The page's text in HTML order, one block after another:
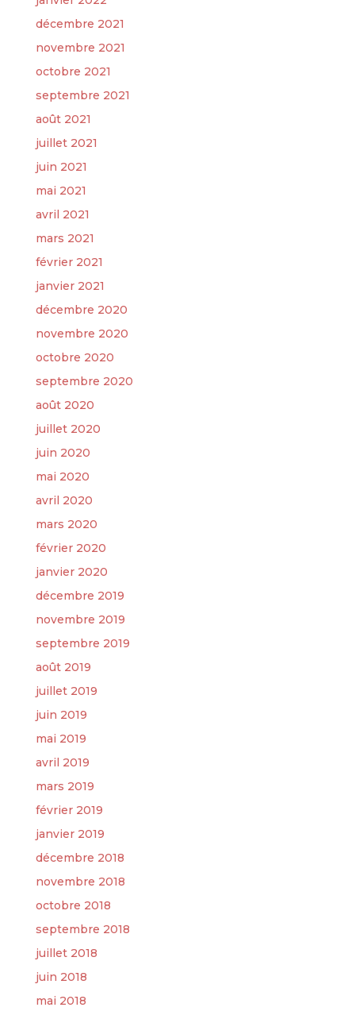
décembre 2021
novembre 2021
octobre 2021
septembre 2021
août 2021
juillet 2021
juin 2021
mai 2021
avril 2021
mars 2021
février 2021
janvier 2021
décembre 2020
novembre 2020
octobre 2020
septembre 2020
août 2020
juillet 2020
juin 2020
mai 2020
avril 2020
mars 2020
février 2020
janvier 2020
décembre 2019
novembre 2019
septembre 2019
août 2019
juillet 2019
juin 2019
mai 2019
avril 2019
mars 2019
février 2019
janvier 2019
décembre 2018
novembre 2018
octobre 2018
septembre 2018
juillet 2018
juin 2018
mai 2018